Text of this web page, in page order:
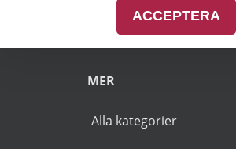
Pensionärsrabatt Skåne
MER
Alla kategorier
ACCEPTERA